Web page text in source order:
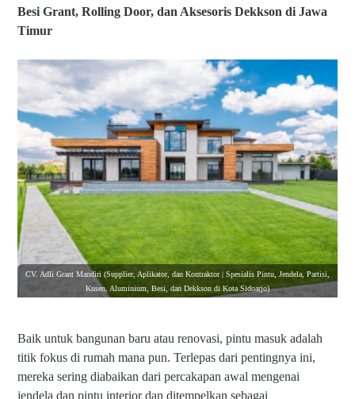
Besi Grant, Rolling Door, dan Aksesoris Dekkson di Jawa
Timur
CV. Adli Grant Mandiri (Supplier, Aplikator, dan Kontraktor | Spesialis Pintu, Jendela, Partisi,
Kusen, Aluminium, Besi, dan Dekkson di Kota Sidoarjo)
Baik untuk bangunan baru atau renovasi, pintu masuk adalah
titik fokus di rumah mana pun. Terlepas dari pentingnya ini,
mereka sering diabaikan dari percakapan awal mengenai
jendela dan pintu interior dan ditempelkan sebagai